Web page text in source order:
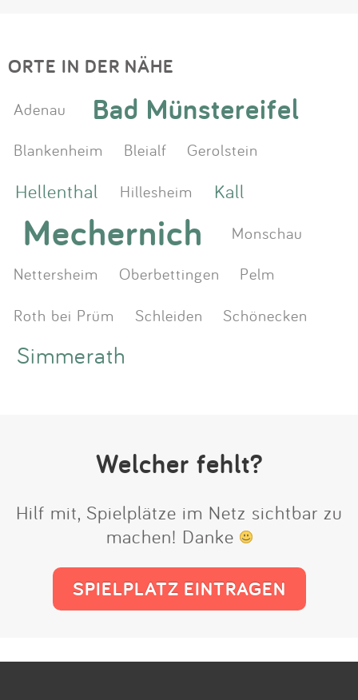
ORTE IN DER NÄHE
Adenau Bad Münstereifel
Blankenheim Bleialf Gerolstein
Hellenthal Hillesheim Kall
Mechernich
Monschau
Nettersheim
Oberbettingen
Pelm
Roth bei Prüm
Schleiden Schönecken
Simmerath
Welcher fehlt?
Hilf mit, Spielplätze im Netz sichtbar zu
machen! Danke
SPIELPLATZ EINTRAGEN